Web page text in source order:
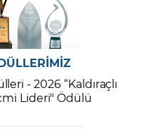
- 2026 “Kaldıraçlı
Lideri" Ödülü